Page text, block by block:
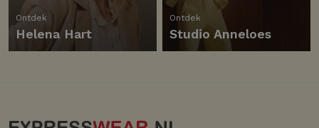
Ontdek
Helena Hart
Ontdek
Studio Anneloes